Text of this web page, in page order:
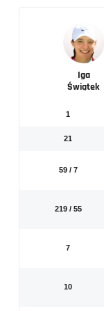
Iga
Świątek
1
21
59 / 7
219 / 55
7
10